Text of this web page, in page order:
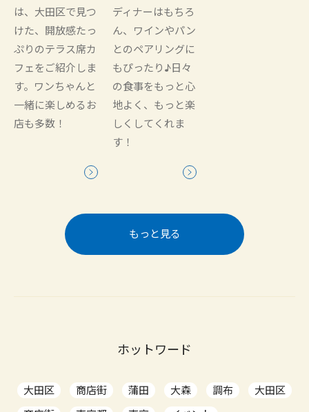
は、大田区で見つ
けた、開放感たっ
ぷりのテラス席カ
フェをご紹介しま
す。ワンちゃんと
一緒に楽しめるお
店も多数！
ディナーはもちろ
ん、ワインやパン
とのペアリングに
もぴったり♪日々
の食事をもっと心
地よく、もっと楽
しくしてくれま
す！
もっと見る
ホットワード
大田区 商店街 蒲田 大森 調布
大田区